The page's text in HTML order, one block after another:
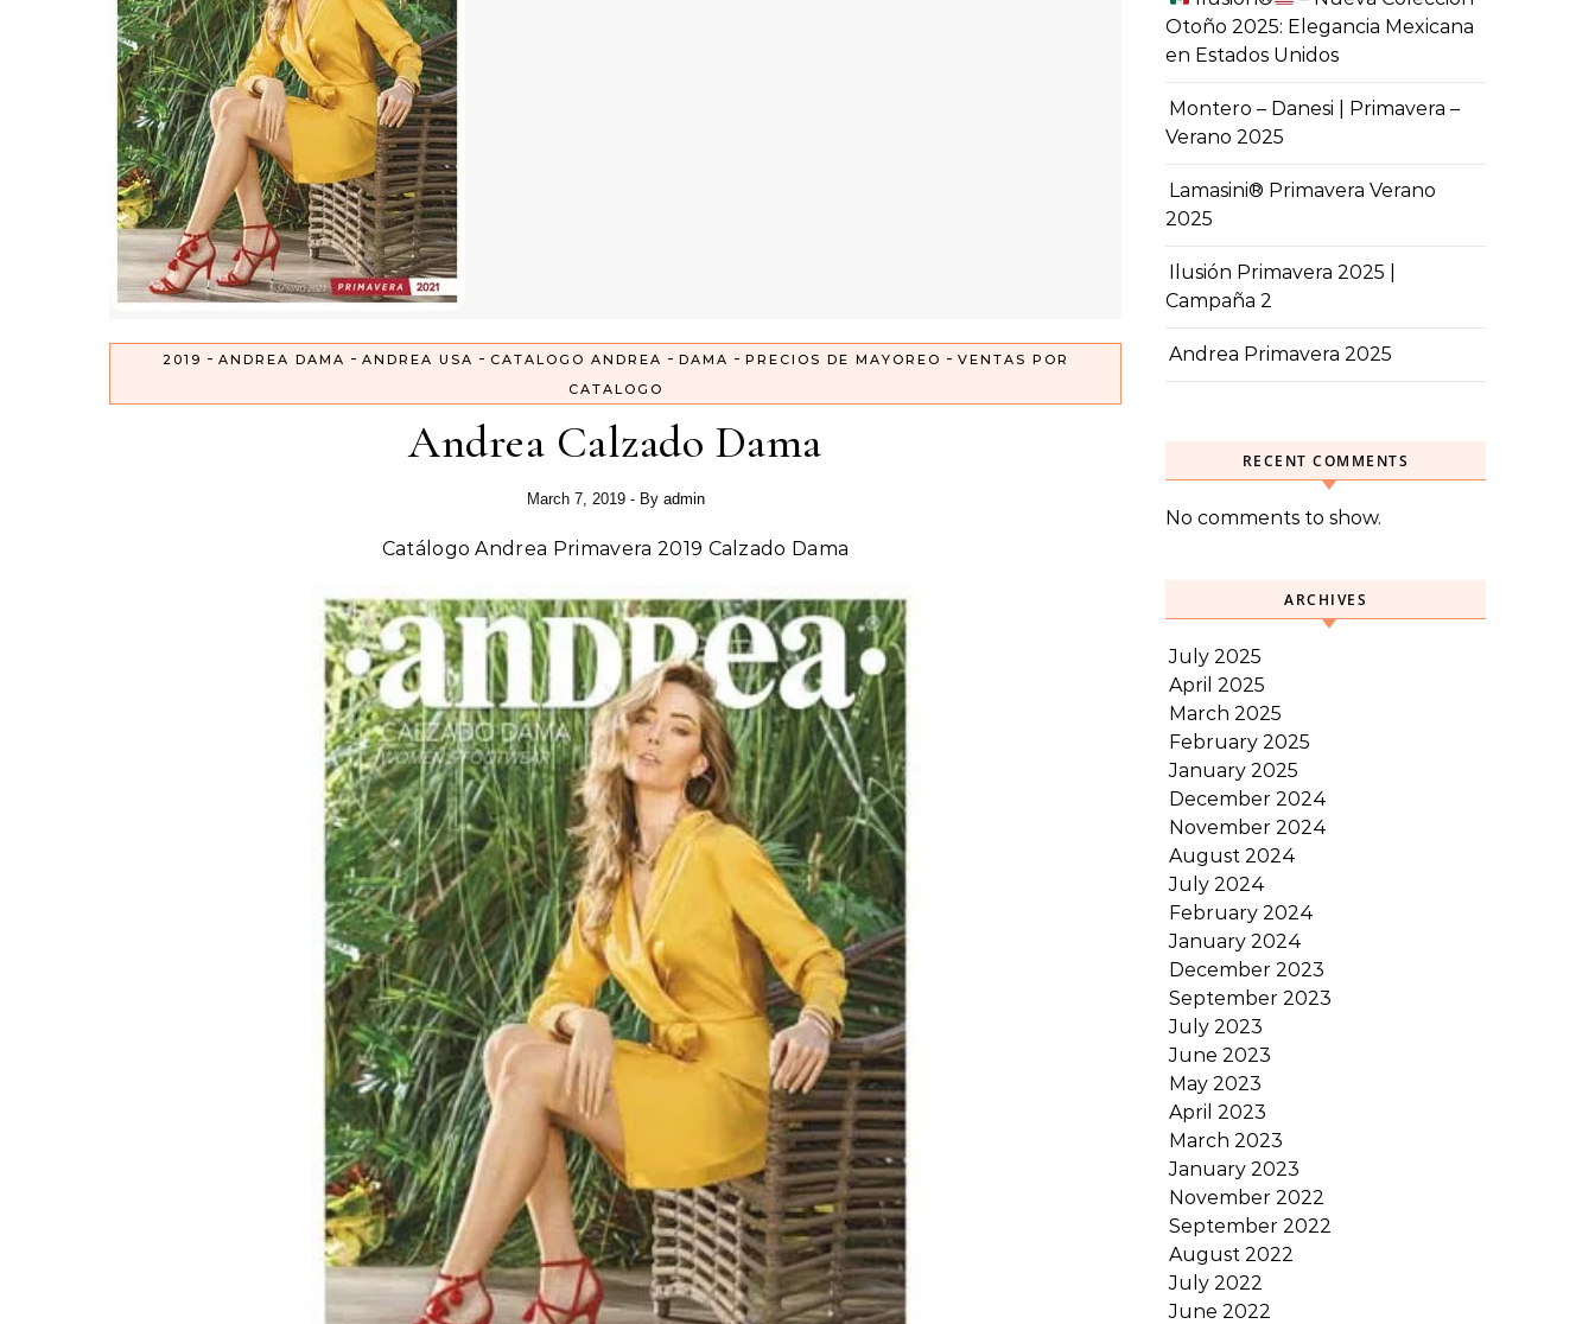
2019 - ANDREA DAMA - ANDREA USA - CATALOGO ANDREA - DAMA - PRECIOS DE MAYOREO - VENTAS POR
CATALOGO
Andrea Calzado Dama
March 7, 2019 - By admin
Catálogo Andrea Primavera 2019 Calzado Dama
Otoño 2025: Elegancia Mexicana
en Estados Unidos
Montero – Danesi | Primavera –
Verano 2025
Lamasini® Primavera Verano
2025
Ilusión Primavera 2025 |
Campaña 2
Andrea Primavera 2025
RECENT COMMENTS
No comments to show.
ARCHIVES
July 2025
April 2025
March 2025
February 2025
January 2025
December 2024
November 2024
August 2024
July 2024
February 2024
January 2024
December 2023
September 2023
July 2023
June 2023
May 2023
April 2023
March 2023
January 2023
November 2022
September 2022
August 2022
July 2022
June 2022